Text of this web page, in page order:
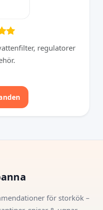
regulatorer
för storkök –